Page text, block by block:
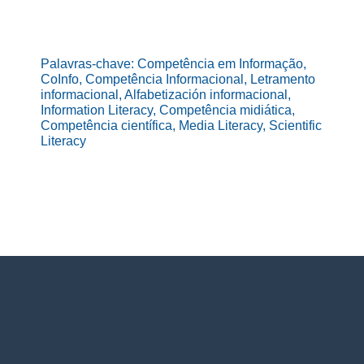
Palavras-chave: Competência em Informação,
CoInfo, Competência Informacional, Letramento
informacional, Alfabetización informacional,
Information Literacy, Competência midiática,
Competência científica, Media Literacy, Scientific
Literacy